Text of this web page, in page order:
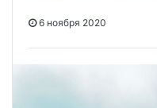
6 ноября 2020